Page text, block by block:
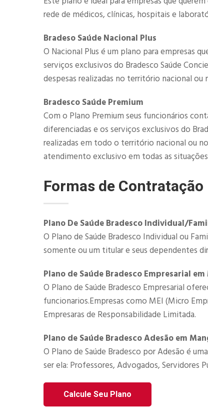
rede de médicos, clínicas, hospitais e
Bradeso Saúde Nacional Plus
O Nacional Plus é um plano para empresas
serviços exclusivos do Bradesco Saúde
despesas realizadas no território nacional ou
​​Bradesco Saúde Premium
Com o Plano Premium seus funcionários
diferenciadas e os serviços exclusivos do
realizadas em todo o território nacional ou
atendimento exclusivo em todas as
Formas de Contratação
Plano De Saúde Bradesco Individual/
O Plano de Saúde Bradesco Individual ou
somente ou um titular e seus dependentes
Plano de Saúde Bradesco Empresarial
O Plano de Saúde Bradesco Empresarial​
funcionarios.Empresas como MEI (Micro
Empresaras de Responsabilidade Limitada.​
Plano de Saúde Bradesco Adesão em
O Plano de Saúde Bradesco por Adesão é
ser ela: Professores, Advogados, Servidores
Calcule Seu Plano